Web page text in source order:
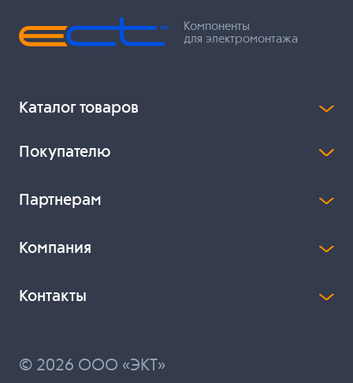
Компоненты
для электромонтажа
Каталог товаров
Покупателю
Партнерам
Компания
Контакты
© 2026 ООО «ЭКТ»